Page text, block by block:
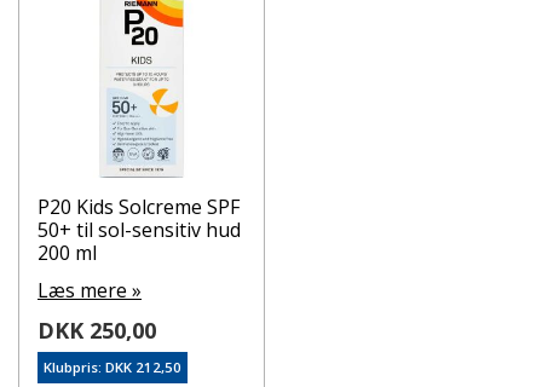
P20 Kids Solcreme SPF
50+ til sol-sensitiv hud
200 ml
Læs mere »
DKK 250,00
Klubpris: DKK 212,50